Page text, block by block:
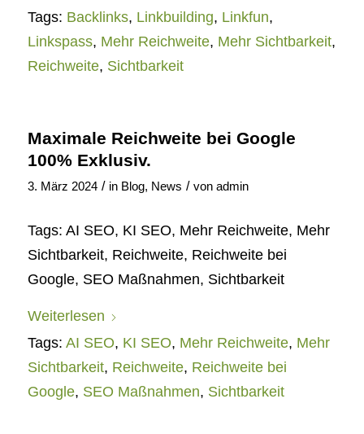
Tags: Backlinks, Linkbuilding, Linkfun,
Linkspass, Mehr Reichweite, Mehr Sichtbarkeit,
Reichweite, Sichtbarkeit
Maximale Reichweite bei Google
100% Exklusiv.
3. März 2024 / in Blog, News / von admin
Tags: AI SEO, KI SEO, Mehr Reichweite, Mehr
Sichtbarkeit, Reichweite, Reichweite bei
Google, SEO Maßnahmen, Sichtbarkeit
Weiterlesen
Tags: AI SEO, KI SEO, Mehr Reichweite, Mehr
Sichtbarkeit, Reichweite, Reichweite bei
Google, SEO Maßnahmen, Sichtbarkeit